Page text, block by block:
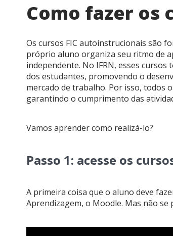
Como fazer os
Os cursos FIC autoinstrucionais são
próprio aluno organiza seu ritmo de
independente. No IFRN, esses
dos estudantes, promovendo o
mercado de trabalho. Por isso, todos
garantindo o cumprimento das
Vamos aprender como realizá-lo?
Passo 1: acesse os
A primeira coisa que o aluno deve
Aprendizagem, o Moodle. Mas não